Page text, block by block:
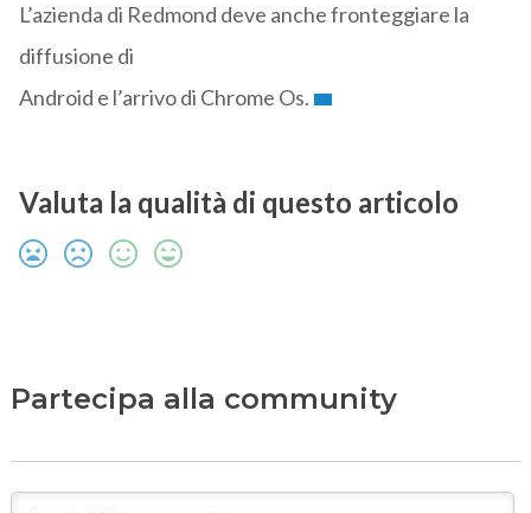
L’azienda di Redmond deve anche fronteggiare la
diffusione di
Android e l’arrivo di Chrome Os.
Valuta la qualità di questo articolo
Partecipa alla community